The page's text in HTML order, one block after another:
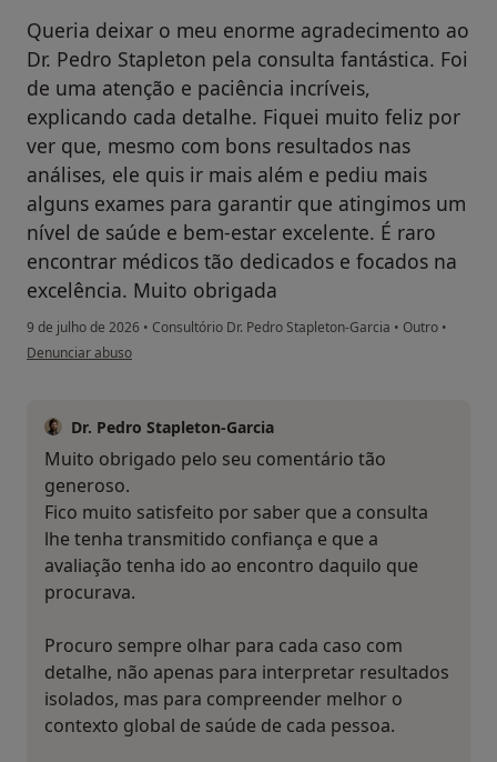
Queria deixar o meu enorme agradecimento ao
Dr. Pedro Stapleton pela consulta fantástica. Foi
de uma atenção e paciência incríveis,
explicando cada detalhe. Fiquei muito feliz por
ver que, mesmo com bons resultados nas
análises, ele quis ir mais além e pediu mais
alguns exames para garantir que atingimos um
nível de saúde e bem-estar excelente. É raro
encontrar médicos tão dedicados e focados na
excelência. Muito obrigada
9 de julho de 2026 • Consultório Dr. Pedro Stapleton-Garcia • Outro •
na opinião do utilizador VB
Denunciar abuso
Dr. Pedro Stapleton-Garcia
Muito obrigado pelo seu comentário tão
generoso.
Fico muito satisfeito por saber que a consulta
lhe tenha transmitido confiança e que a
avaliação tenha ido ao encontro daquilo que
procurava.
Procuro sempre olhar para cada caso com
detalhe, não apenas para interpretar resultados
isolados, mas para compreender melhor o
contexto global de saúde de cada pessoa.